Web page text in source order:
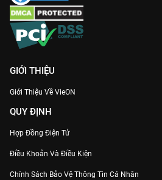
GIỚI THIỆU
Giới Thiệu Về VieON
QUY ĐỊNH
Hợp Đồng Điện Tử
Điều Khoản Và Điều Kiện
Chính Sách Bảo Vệ Thông Tin Cá Nhân